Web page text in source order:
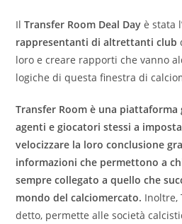
IlTransfer Room Deal Day è stata
rappresentanti di altrettanti club
loro e creare rapporti che vanno
logiche di questa finestra di
Transfer Room è una piattaforma
agenti e giocatori stessi a
velocizzare la loro conclusione
informazioni che permettono a
sempre collegato a quello che
mondo del calciomercato. Inoltre,
detto, permette alle società